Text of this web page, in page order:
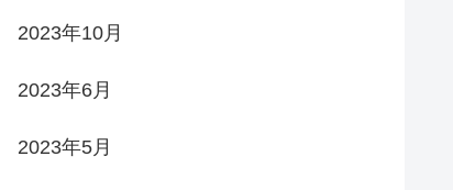
2023年10月
2023年6月
2023年5月